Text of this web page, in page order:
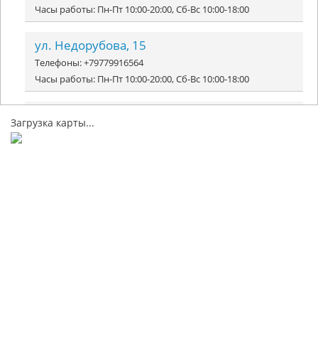
Часы работы: Пн-Пт 10:00-20:00, Сб-Вс 10:00-18:00
ул. Недорубова, 15
Телефоны: +79779916564
Часы работы: Пн-Пт 10:00-20:00, Сб-Вс 10:00-18:00
Телефоны: +78001008117
Загрузка карты...